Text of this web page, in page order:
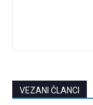
VEZANI ČLANCI